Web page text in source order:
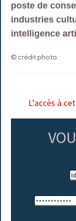
poste de
industries
intelligence
© crédit photo :
L’accès à